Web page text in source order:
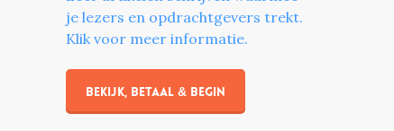
je lezers en opdrachtgevers trekt.
Klik voor meer informatie.
Bekijk, betaal & begin